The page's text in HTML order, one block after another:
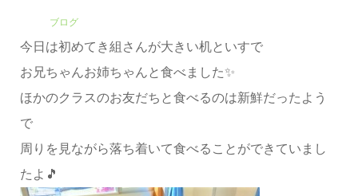
ブログ
今日は初めてき組さんが大きい机といすで
お兄ちゃんお姉ちゃんと食べました✨
ほかのクラスのお友だちと食べるのは新鮮だったよう
で
周りを見ながら落ち着いて食べることができていまし
たよ🎵